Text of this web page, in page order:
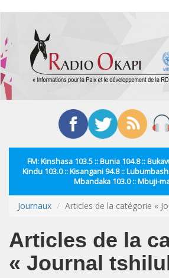
contenu
principal
FM: Kinshasa 103.5 :: Bunia 104.8 ::
Kindu 103.0 :: Kisangani 94.8 ::
Mbandaka 103.0 :: Mbuji-
Journaux Articles de la catégorie «
Articles de la
« Journal